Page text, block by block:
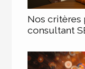
Nos critères
consultant